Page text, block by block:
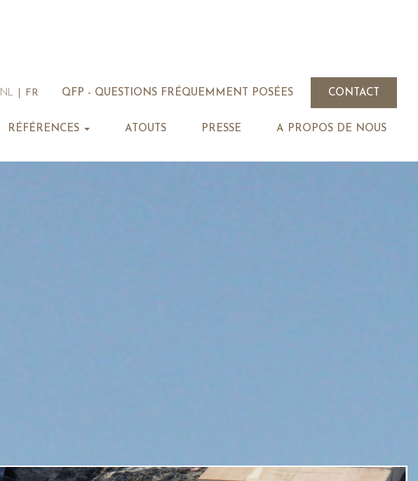
QFP - QUESTIONS FRÉQUEMMENT POSÉES CONTACT
NL FR
RÉFÉRENCES ATOUTS PRESSE A PROPOS DE NOUS